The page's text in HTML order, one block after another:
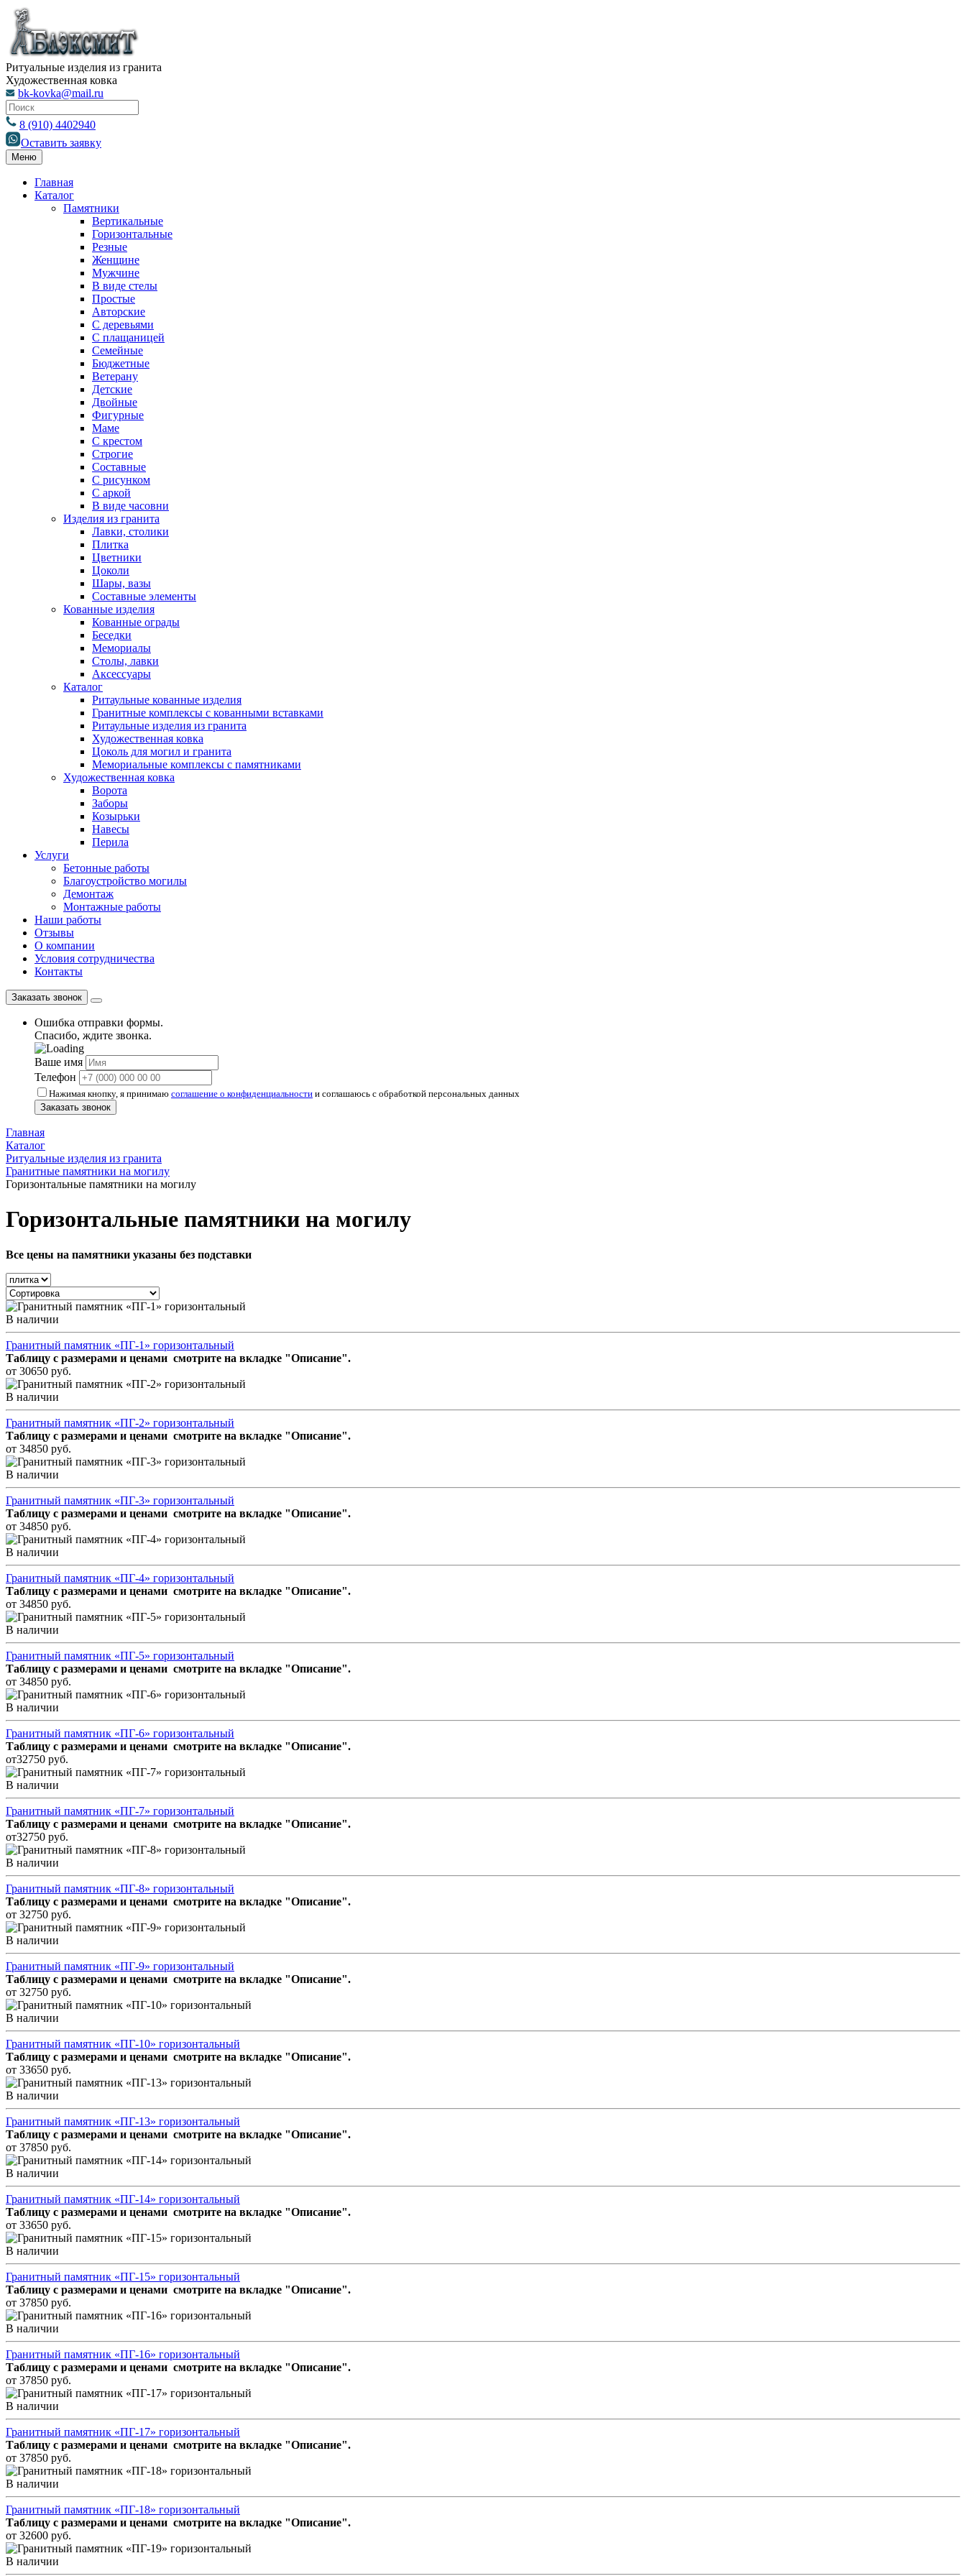
Ритуальные изделия из гранита
Художественная ковка
bk-kovka@mail.ru
8 (910) 4402940
Оставить заявку
Меню
Главная
Каталог
Памятники
Вертикальные
Горизонтальные
Резные
Женщине
Мужчине
В виде стелы
Простые
Авторские
С деревьями
С плащаницей
Семейные
Бюджетные
Ветерану
Детские
Двойные
Фигурные
Маме
С крестом
Строгие
Составные
С рисунком
С аркой
В виде часовни
Изделия из гранита
Лавки, столики
Плитка
Цветники
Цоколи
Шары, вазы
Составные элементы
Кованные изделия
Кованные ограды
Беседки
Мемориалы
Столы, лавки
Аксессуары
Каталог
Ритаульные кованные изделия
Гранитные комплексы с кованными вставками
Ритаульные изделия из гранита
Художественная ковка
Цоколь для могил и гранита
Мемориальные комплексы с памятниками
Художественная ковка
Ворота
Заборы
Козырьки
Навесы
Перила
Услуги
Бетонные работы
Благоустройство могилы
Демонтаж
Монтажные работы
Наши работы
Отзывы
О компании
Условия сотрудничества
Контакты
Заказать звонок
Ошибка отправки формы.
Спасибо, ждите звонка.
Ваше имя
Телефон
Нажимая кнопку, я принимаю соглашение о конфиденциальности и соглашаюсь с обработкой персональных данных
Заказать звонок
Главная
Каталог
Ритуальные изделия из гранита
Гранитные памятники на могилу
Горизонтальные памятники на могилу
Горизонтальные памятники на могилу
Все цены на памятники указаны без подставки
В наличии
Гранитный памятник «ПГ-1» горизонтальный
Таблицу с размерами и ценами смотрите на вкладке "Описание".
от 30650 руб.
В наличии
Гранитный памятник «ПГ-2» горизонтальный
Таблицу с размерами и ценами смотрите на вкладке "Описание".
от 34850 руб.
В наличии
Гранитный памятник «ПГ-3» горизонтальный
Таблицу с размерами и ценами смотрите на вкладке "Описание".
от 34850 руб.
В наличии
Гранитный памятник «ПГ-4» горизонтальный
Таблицу с размерами и ценами смотрите на вкладке "Описание".
от 34850 руб.
В наличии
Гранитный памятник «ПГ-5» горизонтальный
Таблицу с размерами и ценами смотрите на вкладке "Описание".
от 34850 руб.
В наличии
Гранитный памятник «ПГ-6» горизонтальный
Таблицу с размерами и ценами смотрите на вкладке "Описание".
от32750 руб.
В наличии
Гранитный памятник «ПГ-7» горизонтальный
Таблицу с размерами и ценами смотрите на вкладке "Описание".
от32750 руб.
В наличии
Гранитный памятник «ПГ-8» горизонтальный
Таблицу с размерами и ценами смотрите на вкладке "Описание".
от 32750 руб.
В наличии
Гранитный памятник «ПГ-9» горизонтальный
Таблицу с размерами и ценами смотрите на вкладке "Описание".
от 32750 руб.
В наличии
Гранитный памятник «ПГ-10» горизонтальный
Таблицу с размерами и ценами смотрите на вкладке "Описание".
от 33650 руб.
В наличии
Гранитный памятник «ПГ-13» горизонтальный
Таблицу с размерами и ценами смотрите на вкладке "Описание".
от 37850 руб.
В наличии
Гранитный памятник «ПГ-14» горизонтальный
Таблицу с размерами и ценами смотрите на вкладке "Описание".
от 33650 руб.
В наличии
Гранитный памятник «ПГ-15» горизонтальный
Таблицу с размерами и ценами смотрите на вкладке "Описание".
от 37850 руб.
В наличии
Гранитный памятник «ПГ-16» горизонтальный
Таблицу с размерами и ценами смотрите на вкладке "Описание".
от 37850 руб.
В наличии
Гранитный памятник «ПГ-17» горизонтальный
Таблицу с размерами и ценами смотрите на вкладке "Описание".
от 37850 руб.
В наличии
Гранитный памятник «ПГ-18» горизонтальный
Таблицу с размерами и ценами смотрите на вкладке "Описание".
от 32600 руб.
В наличии